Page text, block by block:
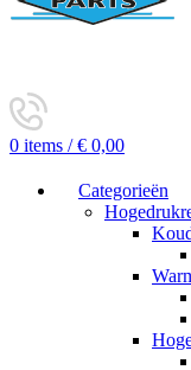
0 items / € 0,00
Categorieën